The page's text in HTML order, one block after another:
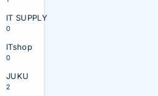
IT SUPPLY
0
ITshop
0
JUKU
2